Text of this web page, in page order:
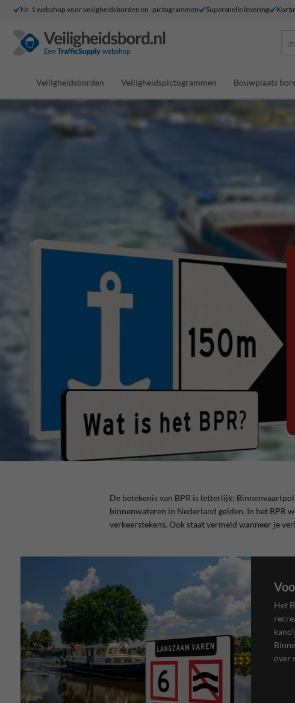
Nr. 1 webshop voor veiligheidsborden en -pictogrammen Supersnelle levering
Veiligheidsborden Veiligheidspictogrammen Bouwplaats
De betekenis van BPR is letterlijk:
binnenwateren in Nederland gelden. In het BPR
verkeerstekens. Ook staat vermeld wanneer je
Het
over